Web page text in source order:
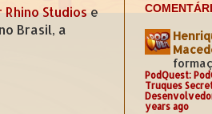
Rhino Studios e
Brasil, a
PodQuest:
Truques
years ago